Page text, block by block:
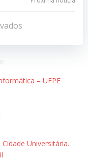
– UFPE
Universitária.